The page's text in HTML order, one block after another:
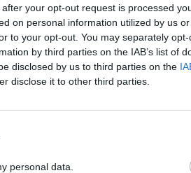
your opt-out request is processed
on personal information utilized by us
to your opt-out. You may separately
by third parties on the IAB’s list of
disclosed by us to third parties on the
disclose it to other third parties.
personal data.
Visi įrašai
„Tai buvo simbolinis